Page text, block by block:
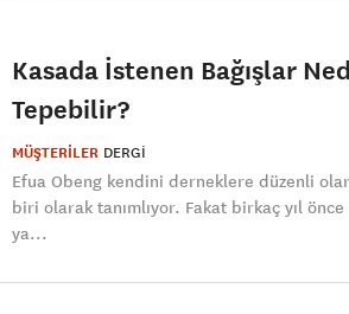
Kasada İstenen Bağışlar
Tepebilir?
MÜŞTERİLER DERGI
Efua Obeng kendini derneklere düzenli
biri olarak tanımlıyor. Fakat birkaç yıl
ya...